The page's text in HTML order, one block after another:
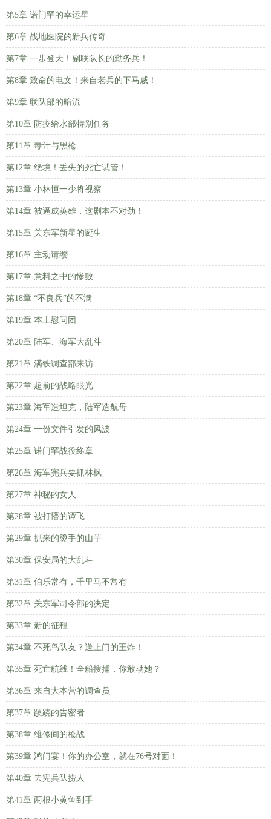
第5章 诺门罕的幸运星
第6章 战地医院的新兵传奇
第7章 一步登天！副联队长的勤务兵！
第8章 致命的电文！来自老兵的下马威！
第9章 联队部的暗流
第10章 防疫给水部特别任务
第11章 毒计与黑枪
第12章 绝境！丢失的死亡试管！
第13章 小林恒一少将视察
第14章 被逼成英雄，这剧本不对劲！
第15章 关东军新星的诞生
第16章 主动请缨
第17章 意料之中的惨败
第18章 “不良兵”的不满
第19章 本土慰问团
第20章 陆军、海军大乱斗
第21章 满铁调查部来访
第22章 超前的战略眼光
第23章 海军造坦克，陆军造航母
第24章 一份文件引发的风波
第25章 诺门罕战役终章
第26章 海军宪兵要抓林枫
第27章 神秘的女人
第28章 被打懵的谭飞
第29章 抓来的烫手的山芋
第30章 保安局的大乱斗
第31章 伯乐常有，千里马不常有
第32章 关东军司令部的决定
第33章 新的征程
第34章 不死鸟队友？送上门的王炸！
第35章 死亡航线！全船搜捕，你敢动她？
第36章 来自大本营的调查员
第37章 蹊跷的告密者
第38章 维修间的枪战
第39章 鸿门宴！你的办公室，就在76号对面！
第40章 去宪兵队捞人
第41章 两根小黄鱼到手